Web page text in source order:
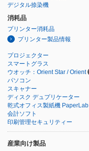
デジタル捺染機
消耗品
プリンター消耗品
プリンター製品情報
プロジェクター
スマートグラス
ウオッチ：Orient Star / Orient
パソコン
スキャナー
ディスク デュプリケーター
乾式オフィス製紙機 PaperLab
会計ソフト
印刷管理セキュリティー
産業向け製品